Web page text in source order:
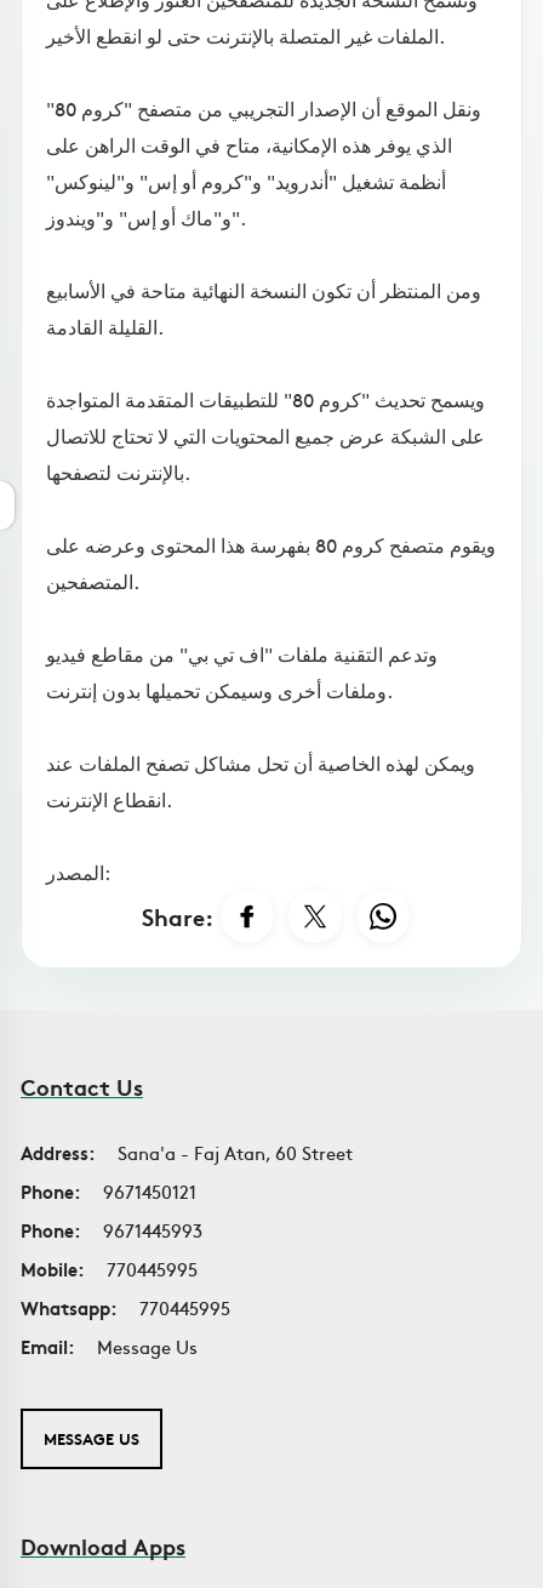
الملفات غير المتصلة بالإنترنت حتى لو انقطع الأخير.
ونقل الموقع أن الإصدار التجريبي من متصفح "كروم 80"
الذي يوفر هذه الإمكانية، متاح في الوقت الراهن على
أنظمة تشغيل "أندرويد" و"كروم أو إس" و"لينوكس"
و"ماك أو إس" و"ويندوز".
ومن المنتظر أن تكون النسخة النهائية متاحة في الأسابيع
القليلة القادمة.
ويسمح تحديث "كروم 80" للتطبيقات المتقدمة المتواجدة
على الشبكة عرض جميع المحتويات التي لا تحتاج للاتصال
بالإنترنت لتصفحها.
ويقوم متصفح كروم 80 بفهرسة هذا المحتوى وعرضه على
المتصفحين.
وتدعم التقنية ملفات "اف تي بي" من مقاطع فيديو
وملفات أخرى وسيمكن تحميلها بدون إنترنت.
ويمكن لهذه الخاصية أن تحل مشاكل تصفح الملفات عند
انقطاع الإنترنت.
المصدر:
Share:
Contact Us
Address:
Sana'a - Faj Atan, 60 Street
Phone:
9671450121
Phone:
9671445993
Mobile:
770445995
Whatsapp:
770445995
Email:
Message Us
MESSAGE US
Download Apps